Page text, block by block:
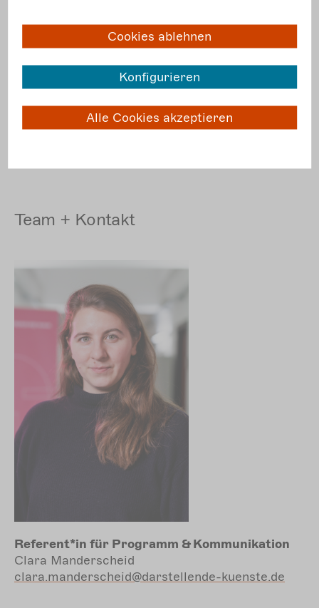
Team + Kontakt
Referent*in für Programm & Kommunikation
Clara Manderscheid
clara.manderscheid@darstellende-kuenste.de
Cookies ablehnen
Konfigurieren
Alle Cookies akzeptieren